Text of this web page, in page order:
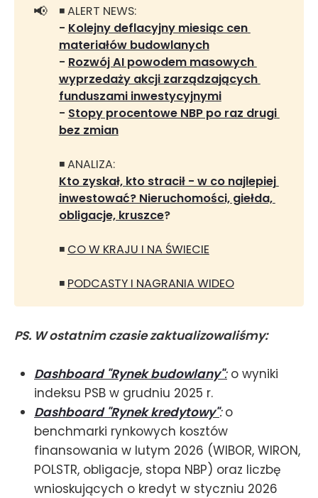
📢
◾ ALERT NEWS:
- Kolejny deflacyjny miesiąc cen
materiałów budowlanych
- Rozwój AI powodem masowych
wyprzedaży akcji zarządzających
funduszami inwestycyjnymi
- Stopy procentowe NBP po raz drugi
bez zmian
◾ ANALIZA:
Kto zyskał, kto stracił - w co najlepiej
inwestować? Nieruchomości, giełda,
obligacje, kruszce?
◾ CO W KRAJU I NA ŚWIECIE
◾ PODCASTY I NAGRANIA WIDEO
PS. W ostatnim czasie zaktualizowaliśmy:
Dashboard "Rynek budowlany": o wyniki
indeksu PSB w grudniu 2025 r.
Dashboard "Rynek kredytowy": o
benchmarki rynkowych kosztów
finansowania w lutym 2026 (WIBOR, WIRON,
POLSTR, obligacje, stopa NBP) oraz liczbę
wnioskujących o kredyt w styczniu 2026